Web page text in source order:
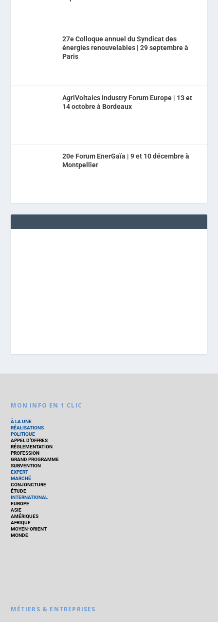
27e Colloque annuel du Syndicat des
énergies renouvelables | 29 septembre à
Paris
AgriVoltaics Industry Forum Europe | 13 et
14 octobre à Bordeaux
20e Forum EnerGaïa | 9 et 10 décembre à
Montpellier
MON INFO EN 1 CLIC
À LA UNE
RÉALISATIONS
POLITIQUE
APPEL D’OFFRES
RÉGLEMENTATION
PROFESSION
GRAND PROGRAMME
SUBVENTION
EXPERT
MARCHÉ
CONJONCTURE
ÉTUDE
INTERNATIONAL
EUROPE
ASIE
AMÉRIQUES
AFRIQUE
MOYEN-ORIENT
MONDE
MÉTIERS & ENTREPRISES